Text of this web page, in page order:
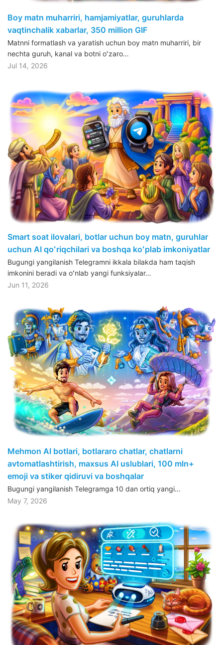
Boy matn muharriri, hamjamiyatlar, guruhlarda
vaqtinchalik xabarlar, 350 million GIF
Matnni formatlash va yaratish uchun boy matn muharriri, bir
nechta guruh, kanal va botni oʻzaro…
Jul 14, 2026
Smart soat ilovalari, botlar uchun boy matn, guruhlar
uchun AI qoʻriqchilari va boshqa koʻplab imkoniyatlar
Bugungi yangilanish Telegramni ikkala bilakda ham taqish
imkonini beradi va oʻnlab yangi funksiyalar…
Jun 11, 2026
Mehmon AI botlari, botlararo chatlar, chatlarni
avtomatlashtirish, maxsus AI uslublari, 100 mln+
emoji va stiker qidiruvi va boshqalar
Bugungi yangilanish Telegramga 10 dan ortiq yangi…
May 7, 2026